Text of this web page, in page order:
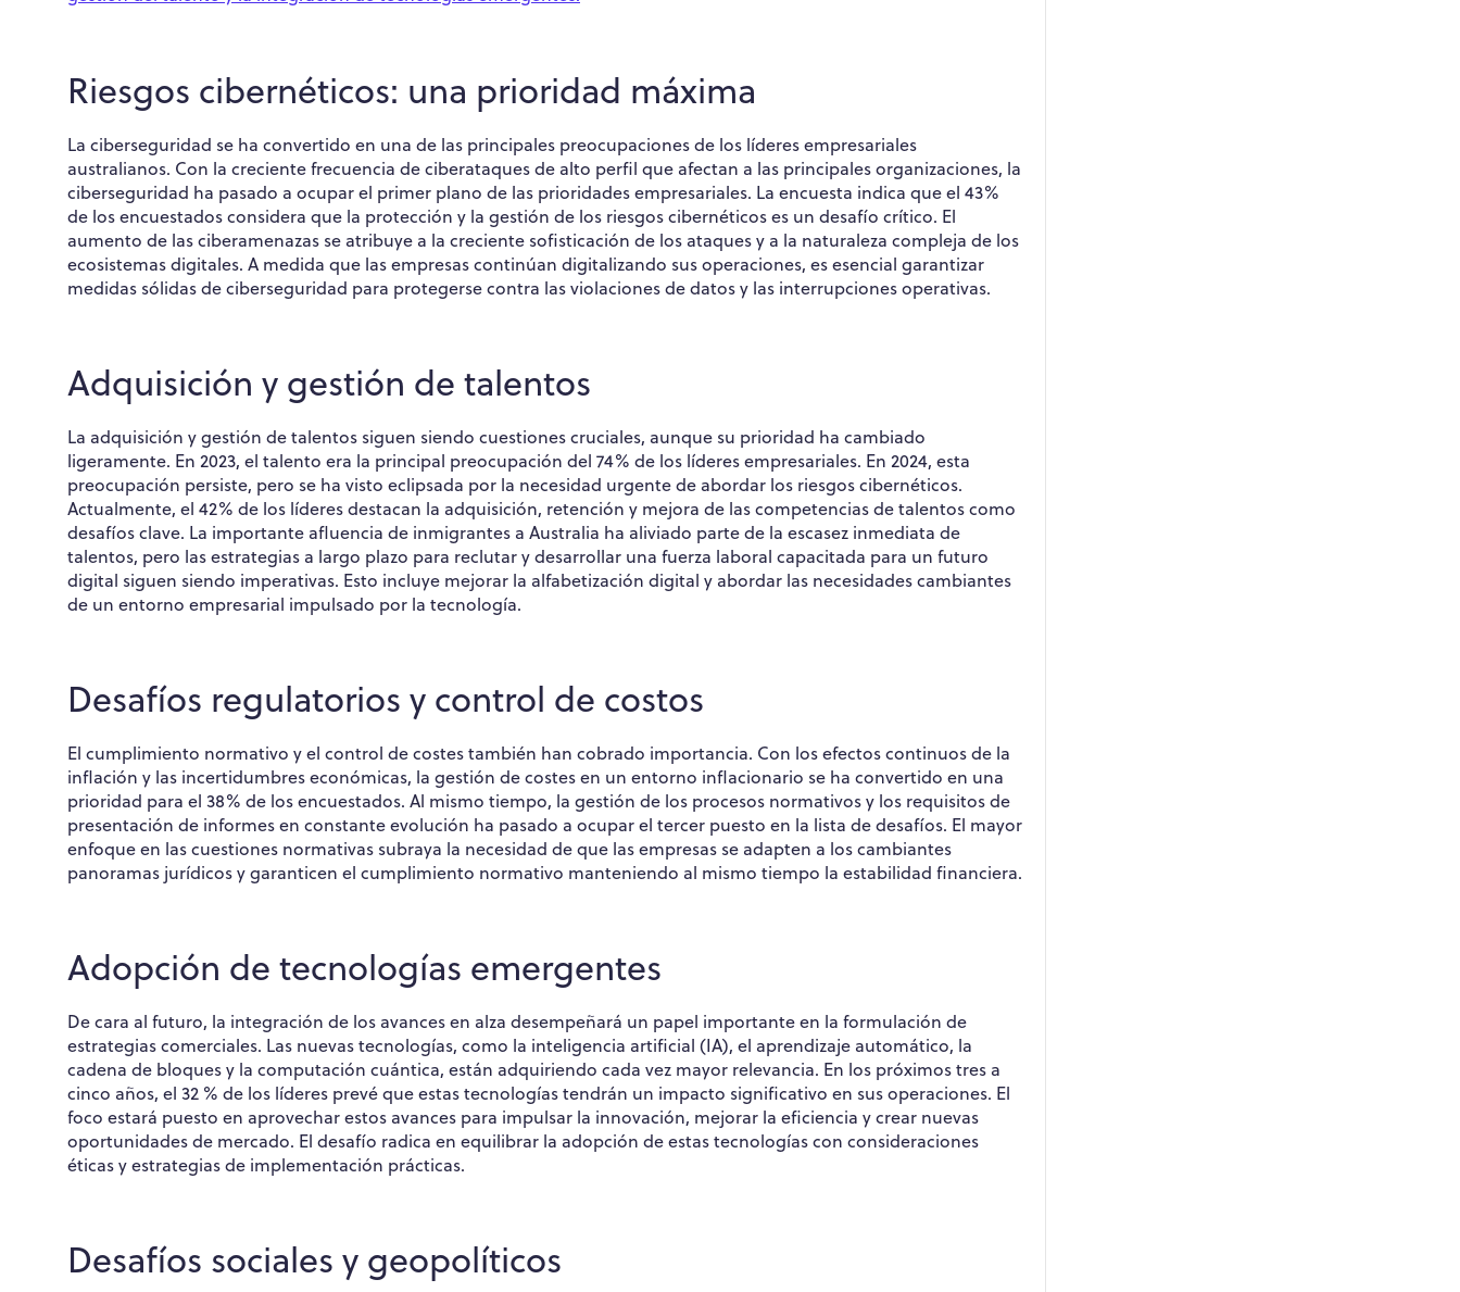
Riesgos cibernéticos: una prioridad máxima
La ciberseguridad se ha convertido en una de las principales preocupaciones de los líderes empresariales
australianos. Con la creciente frecuencia de ciberataques de alto perfil que afectan a las principales organizaciones, la
ciberseguridad ha pasado a ocupar el primer plano de las prioridades empresariales. La encuesta indica que el 43%
de los encuestados considera que la protección y la gestión de los riesgos cibernéticos es un desafío crítico. El
aumento de las ciberamenazas se atribuye a la creciente sofisticación de los ataques y a la naturaleza compleja de los
ecosistemas digitales. A medida que las empresas continúan digitalizando sus operaciones, es esencial garantizar
medidas sólidas de ciberseguridad para protegerse contra las violaciones de datos y las interrupciones operativas.
Adquisición y gestión de talentos
La adquisición y gestión de talentos siguen siendo cuestiones cruciales, aunque su prioridad ha cambiado
ligeramente. En 2023, el talento era la principal preocupación del 74% de los líderes empresariales. En 2024, esta
preocupación persiste, pero se ha visto eclipsada por la necesidad urgente de abordar los riesgos cibernéticos.
Actualmente, el 42% de los líderes destacan la adquisición, retención y mejora de las competencias de talentos como
desafíos clave. La importante afluencia de inmigrantes a Australia ha aliviado parte de la escasez inmediata de
talentos, pero las estrategias a largo plazo para reclutar y desarrollar una fuerza laboral capacitada para un futuro
digital siguen siendo imperativas. Esto incluye mejorar la alfabetización digital y abordar las necesidades cambiantes
de un entorno empresarial impulsado por la tecnología.
Desafíos regulatorios y control de costos
El cumplimiento normativo y el control de costes también han cobrado importancia. Con los efectos continuos de la
inflación y las incertidumbres económicas, la gestión de costes en un entorno inflacionario se ha convertido en una
prioridad para el 38% de los encuestados. Al mismo tiempo, la gestión de los procesos normativos y los requisitos de
presentación de informes en constante evolución ha pasado a ocupar el tercer puesto en la lista de desafíos. El mayor
enfoque en las cuestiones normativas subraya la necesidad de que las empresas se adapten a los cambiantes
panoramas jurídicos y garanticen el cumplimiento normativo manteniendo al mismo tiempo la estabilidad financiera.
Adopción de tecnologías emergentes
De cara al futuro, la integración de los avances en alza desempeñará un papel importante en la formulación de
estrategias comerciales. Las nuevas tecnologías, como la inteligencia artificial (IA), el aprendizaje automático, la
cadena de bloques y la computación cuántica, están adquiriendo cada vez mayor relevancia. En los próximos tres a
cinco años, el 32 % de los líderes prevé que estas tecnologías tendrán un impacto significativo en sus operaciones. El
foco estará puesto en aprovechar estos avances para impulsar la innovación, mejorar la eficiencia y crear nuevas
oportunidades de mercado. El desafío radica en equilibrar la adopción de estas tecnologías con consideraciones
éticas y estrategias de implementación prácticas.
Desafíos sociales y geopolíticos